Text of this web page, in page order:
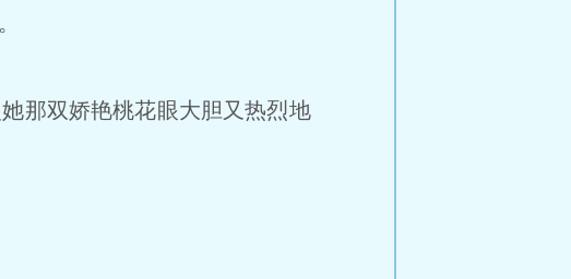
那双娇艳桃花眼大胆又热烈地